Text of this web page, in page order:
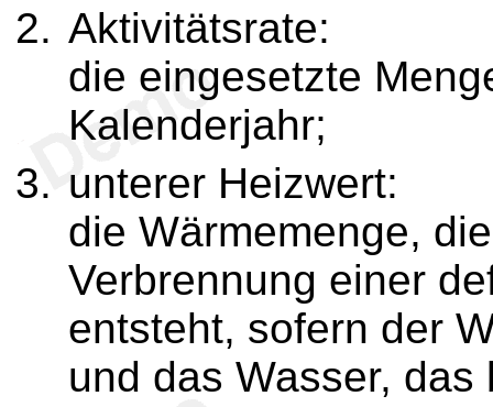
Aktivitätsrate:
die eingesetzte
Kalenderjahr;
unterer Heizwert:
die Wärmemenge,
Verbrennung einer
entsteht, sofern der
und das Wasser,